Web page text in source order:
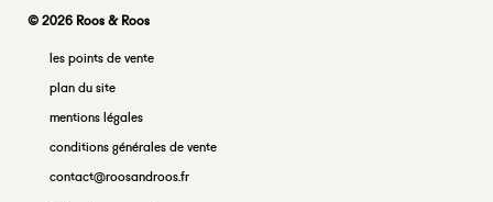
© 2026 Roos & Roos
les points de vente
plan du site
mentions légales
conditions générales de vente
contact@roosandroos.fr